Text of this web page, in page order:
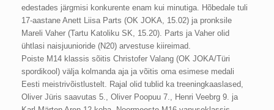
edestades järgmisi konkurente enam kui minutiga. Hõbedale tuli
17-aastane Anett Liisa Parts (OK JOKA, 15.02) ja pronksile
Mareli Vaher (Tartu Katoliku SK, 15.20). Parts ja Vaher olid
ühtlasi naisjuunioride (N20) arvestuse kiireimad.
Poiste M14 klassis sõitis Christofer Valang (OK JOKA/Türi
spordikool) välja kolmanda aja ja võitis oma esimese medali
Eesti meistrivõistlustelt. Rajal olid tublid ka treeningkaaslased,
Oliver Jüris saavutas 5., Oliver Poopuu 7., Henri Veebrg 9. ja